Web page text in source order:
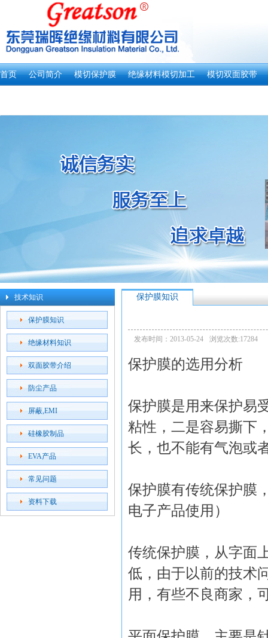
首页 公司简介 模切保护膜 绝缘材料模切加工 模切双面胶带
技术知识
保护膜知识
绝缘材料知识
双面胶带介绍
防尘产品
屏蔽,EMI
硅橡胶制品
EVA产品
常见问题
资料下载
保护膜知识
发布时间：2013-05-24 浏览次数:17284
保护膜的选用分析
保护膜是用来保护易
粘性，二是容易撕下
长，也不能有气泡或
保护膜有传统保护膜
电子产品使用）
传统保护膜，从字面
低，由于以前的技术
用，有些不良商家，